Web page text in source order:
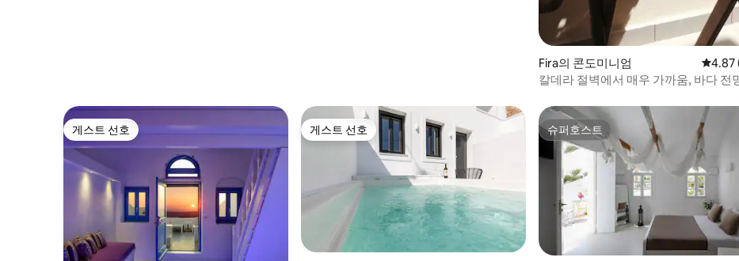
Fira의 콘도미니엄 평점4.87
칼데라 절벽에서 매우 가까움, 바다 전
게스트 선호
게스트 선호 게스트 선호
게스트 선호 슈퍼호스트
슈퍼호스트